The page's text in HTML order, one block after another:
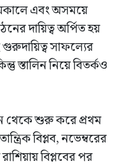
এবং অসময়ে
দায়িত্ব অর্পিত হয়
সাফল্যের
স্তালিন নিয়ে বিতর্কও
থেকে শুরু করে প্রথম
বিপ্লব, নভেম্বরের
বিপ্লবের পর